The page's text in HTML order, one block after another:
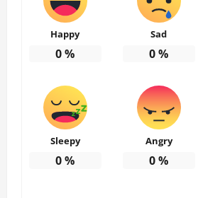
Happy
0%
Sad
0%
Sleepy
0%
Angry
0%